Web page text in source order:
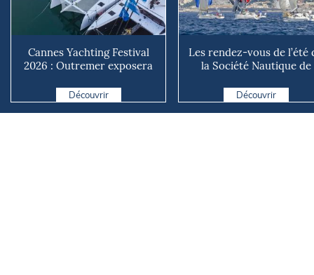
Cannes Yachting Festival
2026 : Outremer exposera
Découvrir
Les rendez-vous de l’été
la Société Nautique de
Découvrir